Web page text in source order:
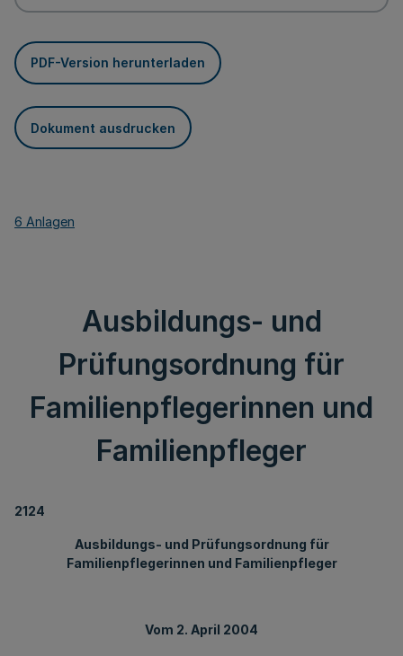
PDF-Version herunterladen
Dokument ausdrucken
6 Anlagen
Ausbildungs- und
Prüfungsordnung für
Familienpflegerinnen und
Familienpfleger
2124
Ausbildungs- und Prüfungsordnung für
Familienpflegerinnen und Familienpfleger
Vom 2. April 2004